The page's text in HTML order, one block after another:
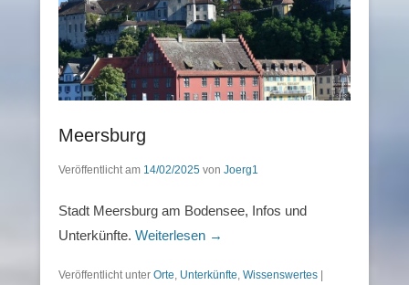
Meersburg
Veröffentlicht am 14/02/2025 von Joerg1
Stadt Meersburg am Bodensee, Infos und
Unterkünfte. Weiterlesen →
Veröffentlicht unter Orte, Unterkünfte, Wissenswertes |